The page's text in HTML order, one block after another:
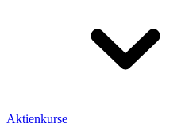
Aktienkurse